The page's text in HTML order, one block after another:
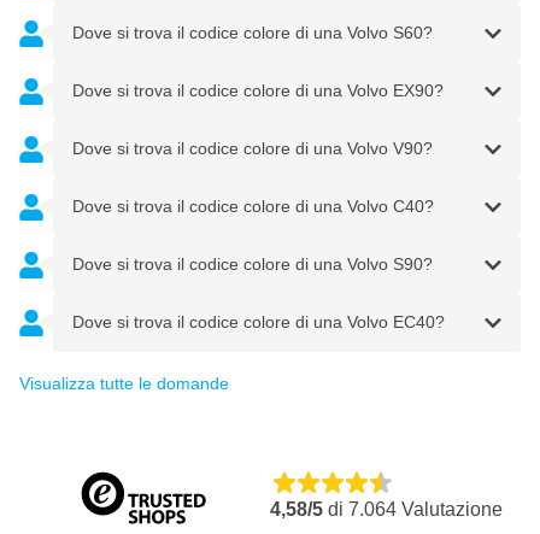
Dove si trova il codice colore di una Volvo S60?
Dove si trova il codice colore di una Volvo EX90?
Dove si trova il codice colore di una Volvo V90?
Dove si trova il codice colore di una Volvo C40?
Dove si trova il codice colore di una Volvo S90?
Dove si trova il codice colore di una Volvo EC40?
Visualizza tutte le domande
4,58/5 di 7.064 Valutazione